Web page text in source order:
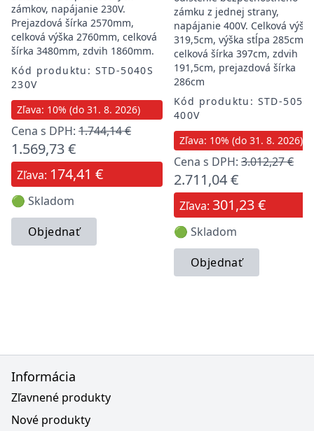
zámkov, napájanie 230V.
Prejazdová šírka 2570mm,
celková výška 2760mm, celková
šírka 3480mm, zdvih 1860mm.
Kód produktu: STD-5040S
230V
Zľava: 10% (do 31. 8. 2026)
Cena s DPH: 1.744,14 €
1.569,73 €
Zľava: 174,41 €
🟢 Skladom
Objednať
zámku z jednej strany,
napájanie 400V. Celková
319,5cm, výška stĺpa 285cm,
celková šírka 397cm, zdvih
191,5cm, prejazdová šírka
286cm
Kód produktu: STD-
400V
Zľava: 10% (do 31. 8. 2026)
Cena s DPH: 3.012,27 €
2.711,04 €
Zľava: 301,23 €
🟢 Skladom
Objednať
Informácia
Zľavnené produkty
Nové produkty